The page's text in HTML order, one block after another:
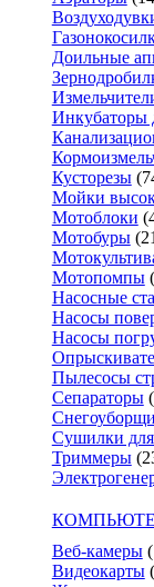
Доильные
Инкубаторы
Кусторезы
Мойки
Мотоблоки
Мотобуры
Мотопомпы
Насосные
Насосы
Насосы
Пылесосы
Сепараторы
Сушилки
Триммеры
Веб-камеры
Видеокарты